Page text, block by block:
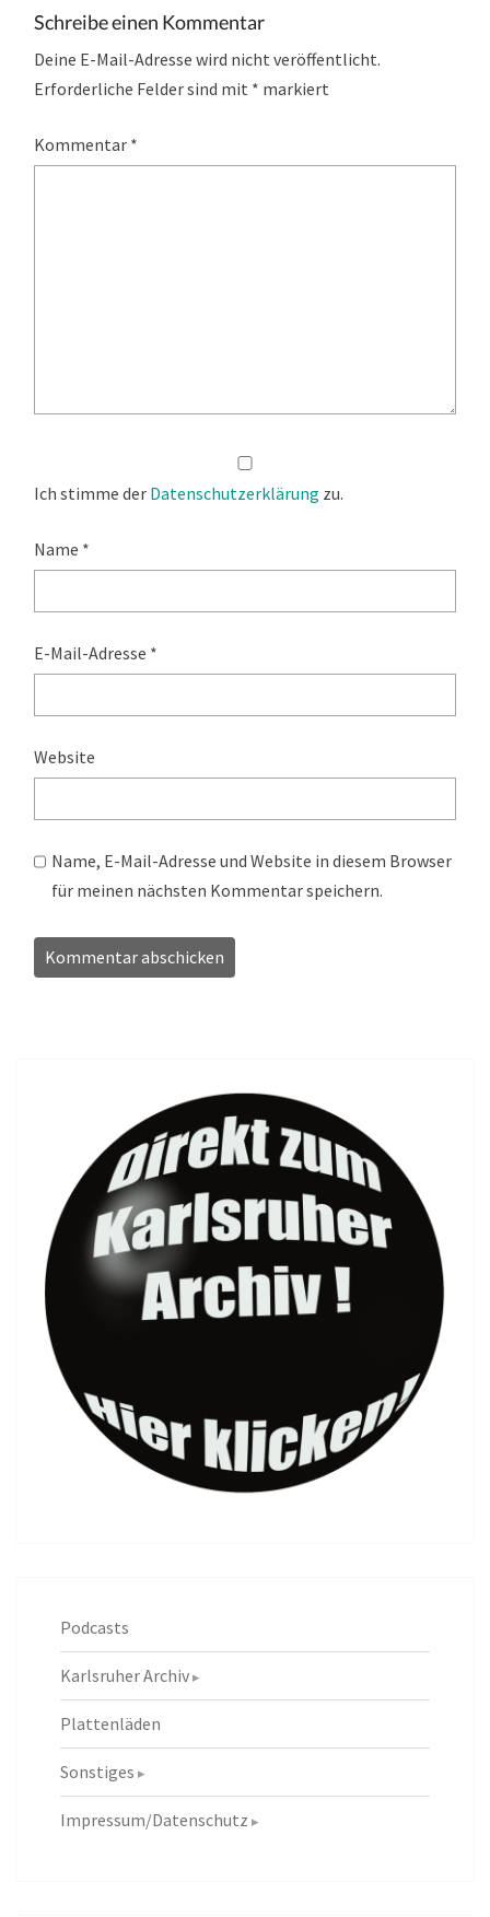
Schreibe einen Kommentar
Deine E-Mail-Adresse wird nicht veröffentlicht.
Erforderliche Felder sind mit * markiert
Kommentar *
Ich stimme der Datenschutzerklärung zu.
Name *
E-Mail-Adresse *
Website
Name, E-Mail-Adresse und Website in diesem Browser
für meinen nächsten Kommentar speichern.
Podcasts
Karlsruher Archiv
Plattenläden
Sonstiges
Impressum/Datenschutz